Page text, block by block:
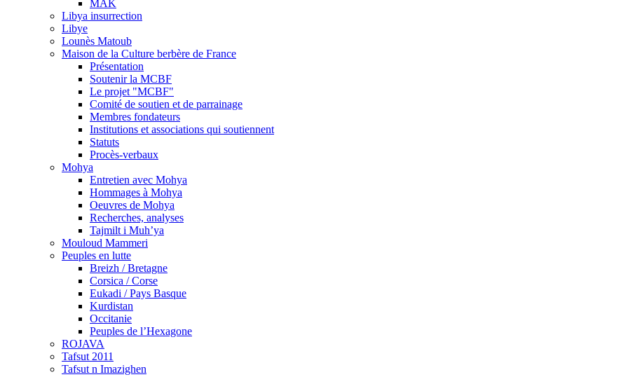
MAK
Libya insurrection
Libye
Lounès Matoub
Maison de la Culture berbère de France
Présentation
Soutenir la MCBF
Le projet "MCBF"
Comité de soutien et de parrainage
Membres fondateurs
Institutions et associations qui soutiennent
Statuts
Procès-verbaux
Mohya
Entretien avec Mohya
Hommages à Mohya
Oeuvres de Mohya
Recherches, analyses
Tajmilt i Muh’ya
Mouloud Mammeri
Peuples en lutte
Breizh / Bretagne
Corsica / Corse
Eukadi / Pays Basque
Kurdistan
Occitanie
Peuples de l’Hexagone
ROJAVA
Tafsut 2011
Tafsut n Imazighen